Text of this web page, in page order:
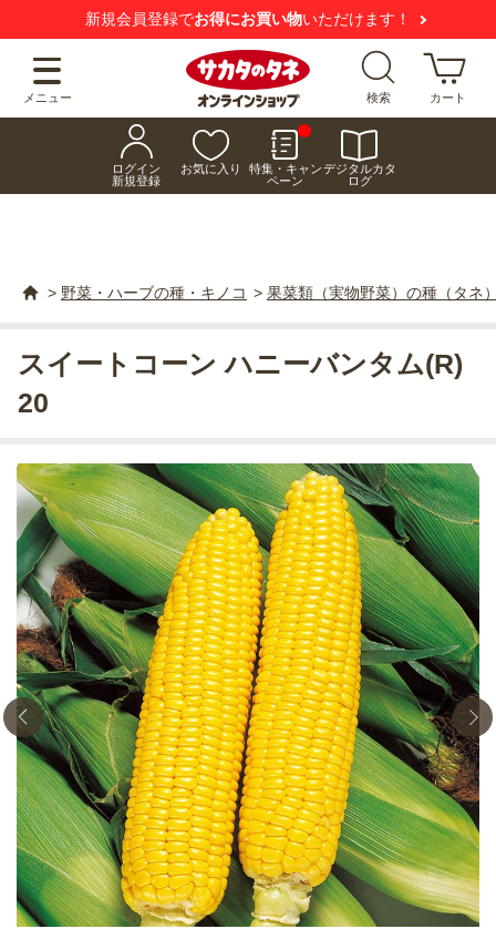
新規会員登録でお得にお買い物いただけます！
メニュー 検索 カート
ログイン
新規登録
お気に入り
特集・キャン
ペーン
デジタルカタ
ログ
> 野菜・ハーブの種・キノコ > 果菜類（実物野菜）の種（タネ
スイートコーン ハニーバンタム(R)
20